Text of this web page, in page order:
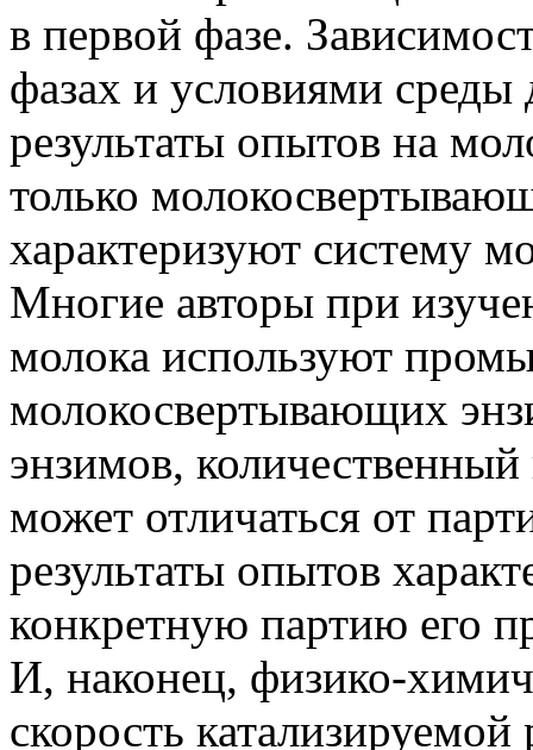
в первой фазе.
фазах и условиями
результаты опытов на
только
характеризуют систему
Многие авторы при
молока используют
молокосвертывающих
энзимов,
может отличаться от
результаты опытов
конкретную партию его
И, наконец, физико-
скорость